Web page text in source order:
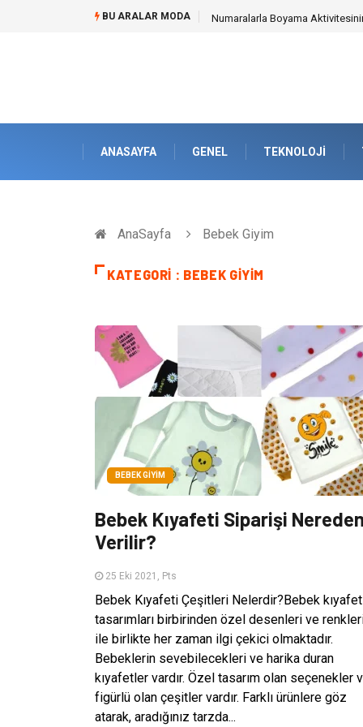
BU ARALAR MODA Mobil Çit Kültürü and Geçici
ANASAYFA GENEL TEKNOLOJI
AnaSayfa Bebek Giyim
KATEGORI : BEBEK GIYIM
BEBEK GIYIM
Bebek Kıyafeti Siparişi
Verilir?
25 Eki 2021, Pts
Bebek Kıyafeti Çeşitleri Nelerdir?Bebek
tasarımları birbirinden özel desenleri ve
ile birlikte her zaman ilgi çekici olmaktadır.
Bebeklerin sevebilecekleri ve harika duran
kıyafetler vardır. Özel tasarım olan seçenekler
figürlü olan çeşitler vardır. Farklı ürünlere göz
atarak, aradığınız tarzda...